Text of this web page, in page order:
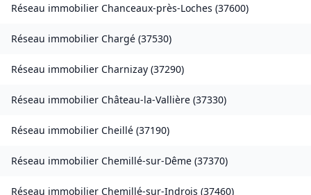
Réseau immobilier Chanceaux-près-Loches (37600)
Réseau immobilier Chargé (37530)
Réseau immobilier Charnizay (37290)
Réseau immobilier Château-la-Vallière (37330)
Réseau immobilier Cheillé (37190)
Réseau immobilier Chemillé-sur-Dême (37370)
Réseau immobilier Chemillé-sur-Indrois (37460)